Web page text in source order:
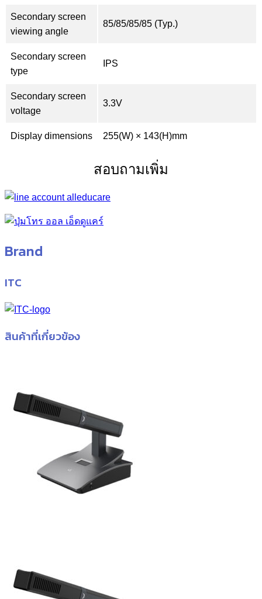
Secondary screen
viewing angle
85/85/85/85 (Typ.)
Secondary screen
type
IPS
Secondary screen
voltage
3.3V
Display dimensions 255(W) × 143(H)mm
สอบถามเพิ่ม
Brand
ITC
สินค้าที่เกี่ยวข้อง